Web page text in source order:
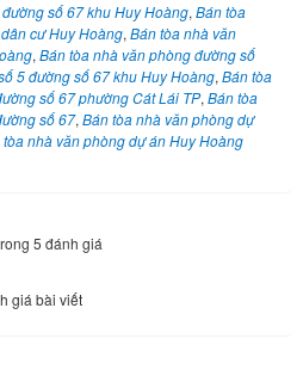
số 67 khu Huy Hoàng, Bán tòa
cư Huy Hoàng, Bán tòa nhà văn
, Bán tòa nhà văn phòng đường số
5 đường số 67 khu Huy Hoàng, Bán tòa
số 67 phường Cát Lái TP, Bán tòa
số 67, Bán tòa nhà văn phòng dự
tòa nhà văn phòng dự án Huy Hoàng
5 đánh giá
giá bài viết